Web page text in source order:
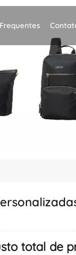
total de